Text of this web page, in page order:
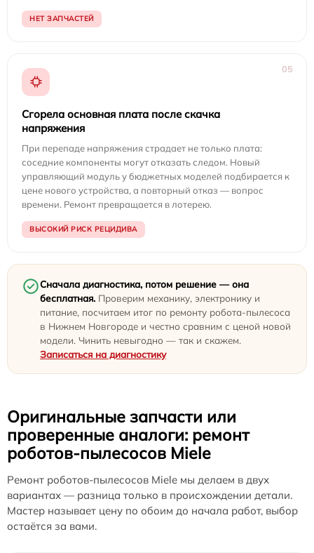
НЕТ ЗАПЧАСТЕЙ
05
Сгорела основная плата после скачка
напряжения
При перепаде напряжения страдает не только плата:
соседние компоненты могут отказать следом. Новый
управляющий модуль у бюджетных моделей подбирается к
цене нового устройства, а повторный отказ — вопрос
времени. Ремонт превращается в лотерею.
ВЫСОКИЙ РИСК РЕЦИДИВА
Сначала диагностика, потом решение — она
бесплатная. Проверим механику, электронику и
питание, посчитаем итог по ремонту робота-пылесоса
в Нижнем Новгороде и честно сравним с ценой новой
модели. Чинить невыгодно — так и скажем.
Записаться на диагностику
Оригинальные запчасти или
проверенные аналоги: ремонт
роботов-пылесосов Miele
Ремонт роботов-пылесосов Miele мы делаем в двух
вариантах — разница только в происхождении детали.
Мастер называет цену по обоим до начала работ, выбор
остаётся за вами.